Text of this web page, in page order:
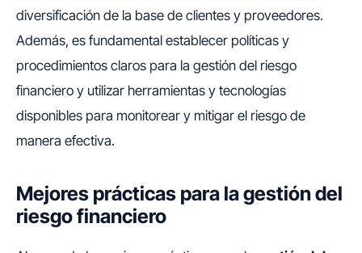
diversificación de la base de clientes y proveedores.
Además, es fundamental establecer políticas y
procedimientos claros para la gestión del riesgo
financiero y utilizar herramientas y tecnologías
disponibles para monitorear y mitigar el riesgo de
manera efectiva.
Mejores prácticas para la gestión del
riesgo financiero